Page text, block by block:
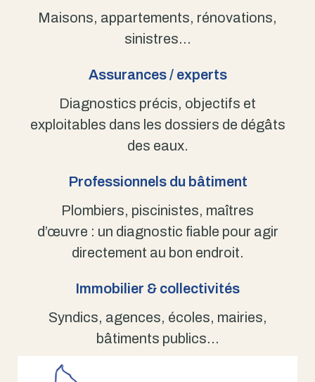
Maisons, appartements, rénovations,
sinistres…
Assurances / experts
Diagnostics précis, objectifs et
exploitables dans les dossiers de dégâts
des eaux.
Professionnels du bâtiment
Plombiers, piscinistes, maîtres
d’œuvre : un diagnostic fiable pour agir
directement au bon endroit.
Immobilier & collectivités
Syndics, agences, écoles, mairies,
bâtiments publics…